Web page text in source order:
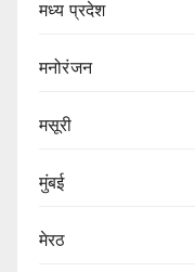
मध्य प्रदेश
मनोरंजन
मसूरी
मुंबई
मेरठ